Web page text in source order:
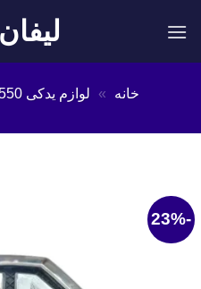
خانه » لوازم یدکی 550
-23%